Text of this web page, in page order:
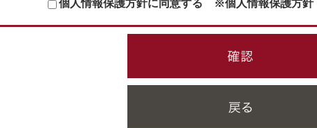
個人情報保護方針に同意する ※個人情報保護方針